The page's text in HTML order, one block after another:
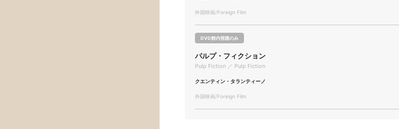
外国映画/Foreign Film
DVD館内視聴のみ
パルプ・フィクション
Pulp Fiction ／ Pulp Fiction
クエンティン・タランティーノ
外国映画/Foreign Film